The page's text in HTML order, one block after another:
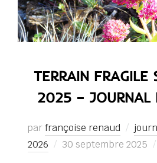
TERRAIN FRAGILE
2025 – JOURNAL
parfrançoise renaud
2026
Publié
30 septembre 2025